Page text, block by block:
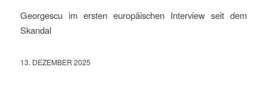
Georgescu im ersten europäischen Interview seit dem
Skandal
13. DEZEMBER 2025